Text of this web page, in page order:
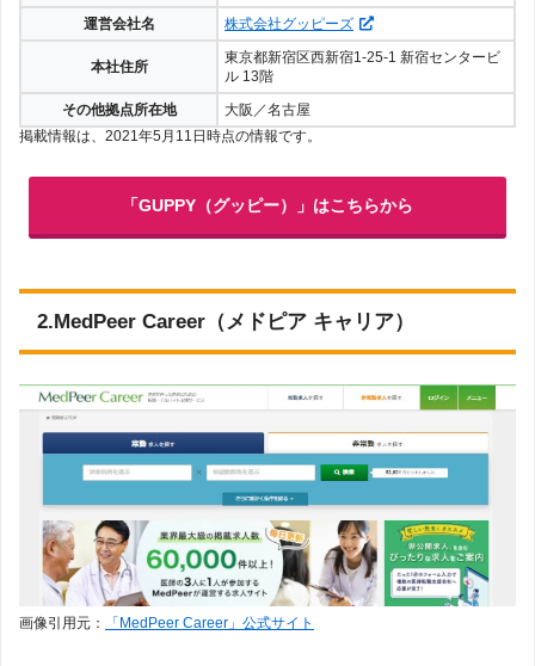
運営会社名
株式会社グッピーズ
本社住所
東京都新宿区西新宿1-25-1 新宿センタービ
ル 13階
その他拠点所在地
大阪／名古屋
掲載情報は、2021年5月11日時点の情報です。
「GUPPY（グッピー）」はこちらから
2.MedPeer Career（メドピア キャリア）
画像引用元： 「MedPeer Career」公式サイト